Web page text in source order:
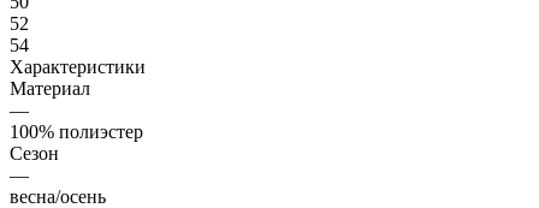
52
54
Характеристики
Материал
—
100% полиэстер
Сезон
—
весна/осень